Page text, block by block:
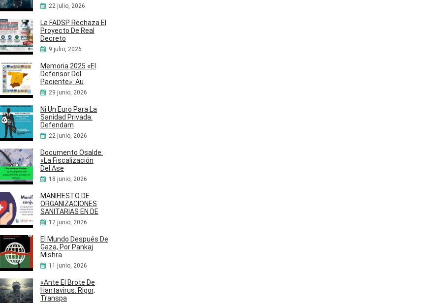
22 julio, 2026
La FADSP Rechaza El
Proyecto De Real
Decreto
9 julio, 2026
Memoria 2025 «El
Defensor Del
Paciente»: Au
29 junio, 2026
Ni Un Euro Para La
Sanidad Privada:
Defendam
22 junio, 2026
Documento Osalde:
«La Fiscalización
Del Ase
18 junio, 2026
MANIFIESTO DE
ORGANIZACIONES
SANITARIAS EN DE
12 junio, 2026
El Mundo Después De
Gaza, Por Pankaj
Mishra
11 junio, 2026
«Ante El Brote De
Hantavirus: Rigor,
Transpa